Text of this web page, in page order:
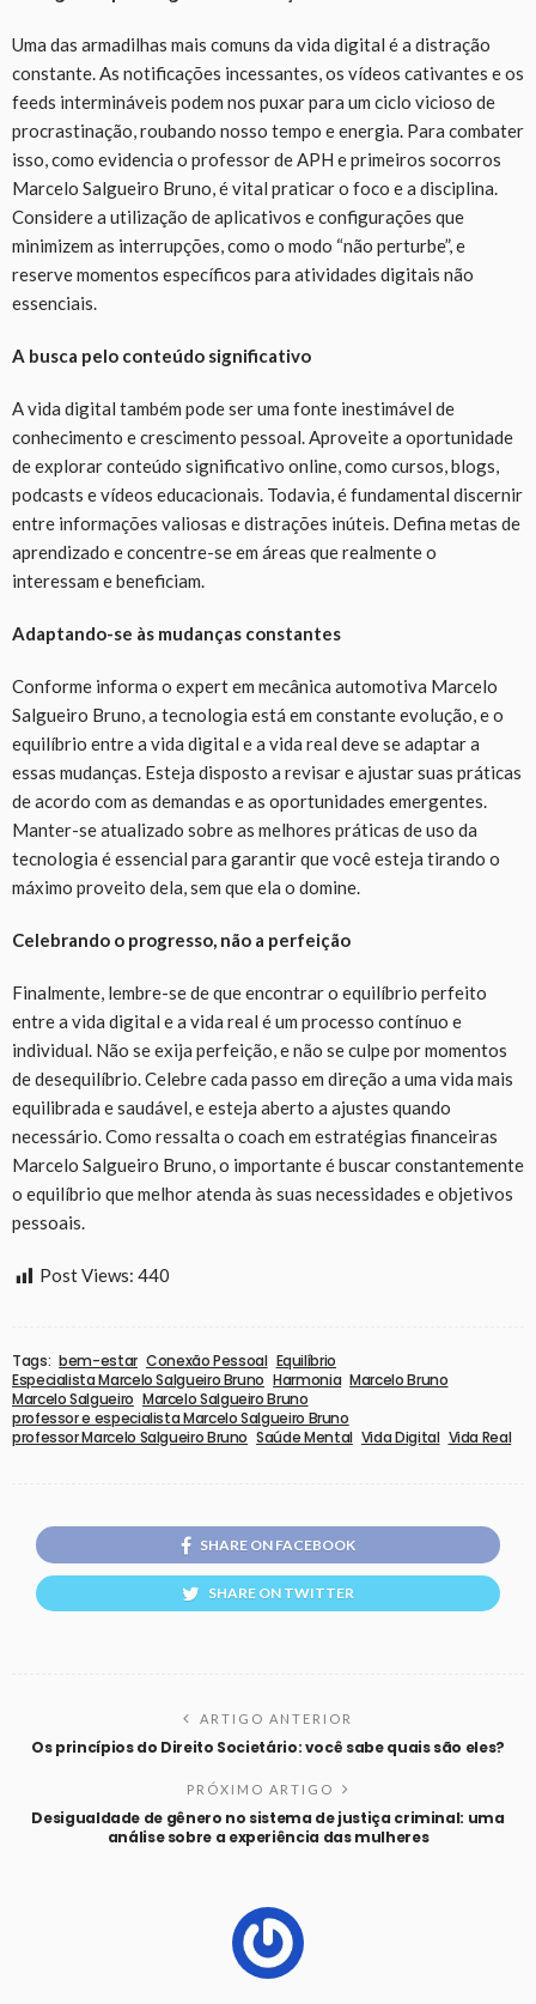
Uma das armadilhas mais comuns da vida digital é a distração
constante. As notificações incessantes, os vídeos cativantes e os
feeds intermináveis podem nos puxar para um ciclo vicioso de
procrastinação, roubando nosso tempo e energia. Para combater
isso, como evidencia o professor de APH e primeiros socorros
Marcelo Salgueiro Bruno, é vital praticar o foco e a disciplina.
Considere a utilização de aplicativos e configurações que
minimizem as interrupções, como o modo “não perturbe”, e
reserve momentos específicos para atividades digitais não
essenciais.
A busca pelo conteúdo significativo
A vida digital também pode ser uma fonte inestimável de
conhecimento e crescimento pessoal. Aproveite a oportunidade
de explorar conteúdo significativo online, como cursos, blogs,
podcasts e vídeos educacionais. Todavia, é fundamental discernir
entre informações valiosas e distrações inúteis. Defina metas de
aprendizado e concentre-se em áreas que realmente o
interessam e beneficiam.
Adaptando-se às mudanças constantes
Conforme informa o expert em mecânica automotiva Marcelo
Salgueiro Bruno, a tecnologia está em constante evolução, e o
equilíbrio entre a vida digital e a vida real deve se adaptar a
essas mudanças. Esteja disposto a revisar e ajustar suas práticas
de acordo com as demandas e as oportunidades emergentes.
Manter-se atualizado sobre as melhores práticas de uso da
tecnologia é essencial para garantir que você esteja tirando o
máximo proveito dela, sem que ela o domine.
Celebrando o progresso, não a perfeição
Finalmente, lembre-se de que encontrar o equilíbrio perfeito
entre a vida digital e a vida real é um processo contínuo e
individual. Não se exija perfeição, e não se culpe por momentos
de desequilíbrio. Celebre cada passo em direção a uma vida mais
equilibrada e saudável, e esteja aberto a ajustes quando
necessário. Como ressalta o coach em estratégias financeiras
Marcelo Salgueiro Bruno, o importante é buscar constantemente
o equilíbrio que melhor atenda às suas necessidades e objetivos
pessoais.
Post Views: 440
Tags: bem-estar Conexão Pessoal Equilíbrio
Especialista Marcelo Salgueiro Bruno Harmonia Marcelo Bruno
Marcelo Salgueiro Marcelo Salgueiro Bruno
professor e especialista Marcelo Salgueiro Bruno
professor Marcelo Salgueiro Bruno Saúde Mental Vida Digital Vida Real
SHARE ON FACEBOOK
SHARE ON TWITTER
ARTIGO ANTERIOR
Os princípios do Direito Societário: você sabe quais são eles?
PRÓXIMO ARTIGO
Desigualdade de gênero no sistema de justiça criminal: uma
análise sobre a experiência das mulheres